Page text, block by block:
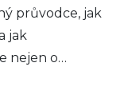
průvodce, jak
jak
nejen o